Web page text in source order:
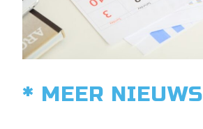
* MEER NIEUWS